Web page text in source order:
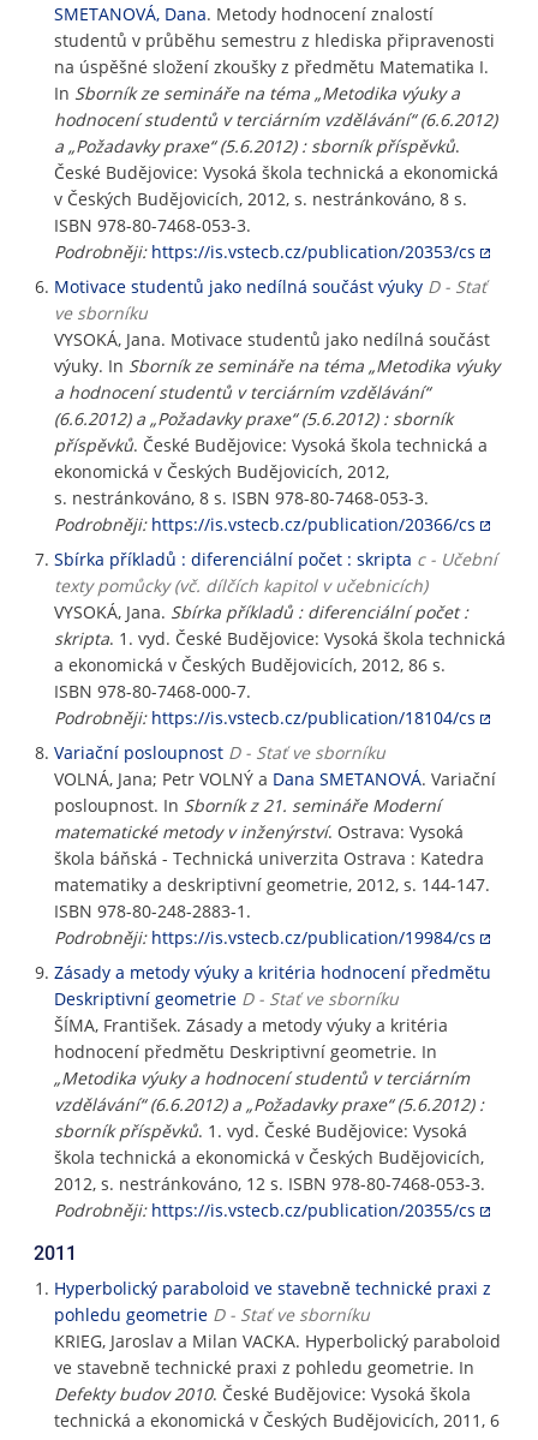
SMETANOVÁ, Dana. Metody hodnocení znalostí
studentů v průběhu semestru z hlediska připravenosti
na úspěšné složení zkoušky z předmětu Matematika I.
In Sborník ze semináře na téma „Metodika výuky a
hodnocení studentů v terciárním vzdělávání“ (6.6.2012)
a „Požadavky praxe“ (5.6.2012) : sborník příspěvků.
České Budějovice: Vysoká škola technická a ekonomická
v Českých Budějovicích, 2012, s. nestránkováno, 8 s.
ISBN 978-80-7468-053-3.
Podrobněji: https://is.vstecb.cz/publication/20353/cs
Motivace studentů jako nedílná součást výuky D - Stať
ve sborníku
VYSOKÁ, Jana. Motivace studentů jako nedílná součást
výuky. In Sborník ze semináře na téma „Metodika výuky
a hodnocení studentů v terciárním vzdělávání“
(6.6.2012) a „Požadavky praxe“ (5.6.2012) : sborník
příspěvků. České Budějovice: Vysoká škola technická a
ekonomická v Českých Budějovicích, 2012,
s. nestránkováno, 8 s. ISBN 978-80-7468-053-3.
Podrobněji: https://is.vstecb.cz/publication/20366/cs
Sbírka příkladů : diferenciální počet : skripta c - Učební
texty pomůcky (vč. dílčích kapitol v učebnicích)
VYSOKÁ, Jana. Sbírka příkladů : diferenciální počet :
skripta. 1. vyd. České Budějovice: Vysoká škola technická
a ekonomická v Českých Budějovicích, 2012, 86 s.
ISBN 978-80-7468-000-7.
Podrobněji: https://is.vstecb.cz/publication/18104/cs
Variační posloupnost D - Stať ve sborníku
VOLNÁ, Jana; Petr VOLNÝ a Dana SMETANOVÁ. Variační
posloupnost. In Sborník z 21. semináře Moderní
matematické metody v inženýrství. Ostrava: Vysoká
škola báňská - Technická univerzita Ostrava : Katedra
matematiky a deskriptivní geometrie, 2012, s. 144-147.
ISBN 978-80-248-2883-1.
Podrobněji: https://is.vstecb.cz/publication/19984/cs
Zásady a metody výuky a kritéria hodnocení předmětu
Deskriptivní geometrie D - Stať ve sborníku
ŠÍMA, František. Zásady a metody výuky a kritéria
hodnocení předmětu Deskriptivní geometrie. In
„Metodika výuky a hodnocení studentů v terciárním
vzdělávání“ (6.6.2012) a „Požadavky praxe“ (5.6.2012) :
sborník příspěvků. 1. vyd. České Budějovice: Vysoká
škola technická a ekonomická v Českých Budějovicích,
2012, s. nestránkováno, 12 s. ISBN 978-80-7468-053-3.
Podrobněji: https://is.vstecb.cz/publication/20355/cs
2011
Hyperbolický paraboloid ve stavebně technické praxi z
pohledu geometrie D - Stať ve sborníku
KRIEG, Jaroslav a Milan VACKA. Hyperbolický paraboloid
ve stavebně technické praxi z pohledu geometrie. In
Defekty budov 2010. České Budějovice: Vysoká škola
technická a ekonomická v Českých Budějovicích, 2011, 6